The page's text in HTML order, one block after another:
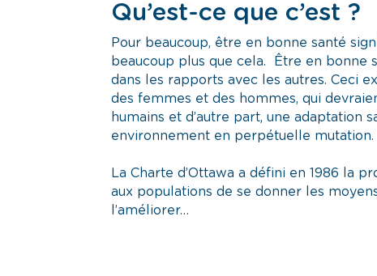
Qu’est-ce que c’est ?
Pour beaucoup, être en bonne santé
beaucoup plus que cela. Être en bonne
dans les rapports avec les autres. Ceci
des femmes et des hommes, qui
humains et d’autre part, une adaptation
environnement en perpétuelle mutation.
La Charte d’Ottawa a défini en 1986 la
aux populations de se donner les
l’améliorer…